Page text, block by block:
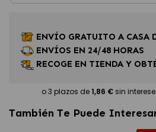
ENVÍO GRATUITO A CASA
ENVÍOS EN 24/48 HORAS
RECOGE EN TIENDA Y
También Te Puede